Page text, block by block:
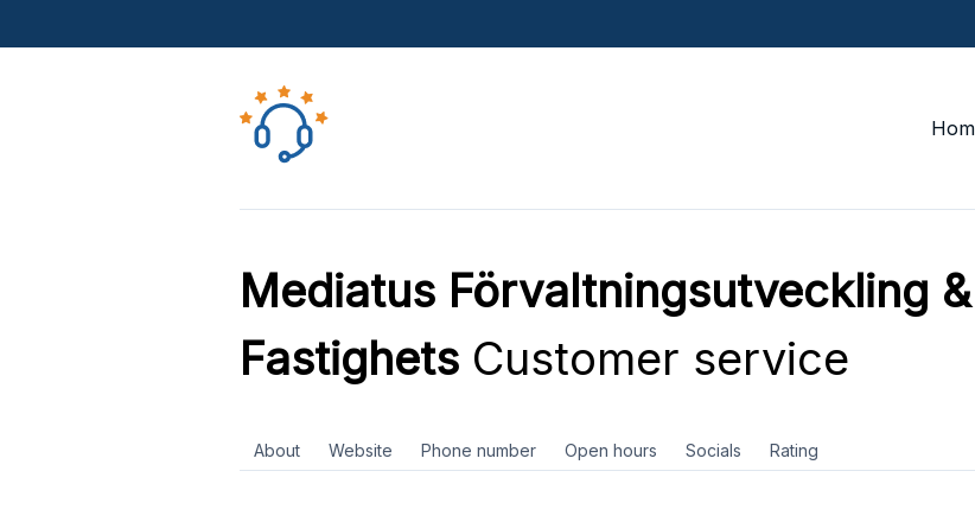
Mediatus Förvaltningsutveckling &
FastighetsCustomer service
About Website Phone number Open hours Socials Rating